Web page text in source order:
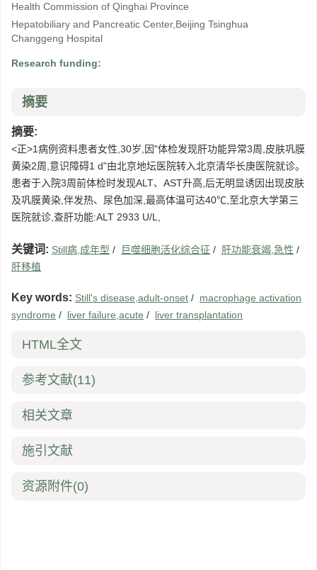
Health Commission of Qinghai Province
Hepatobiliary and Pancreatic Center,Beijing Tsinghua
Changgeng Hospital
Research funding:
摘要
摘要:
<正>1病例资料患者女性,30岁,因"体检发现肝功能异常3周,皮肤巩膜
黄染2周,意识障碍1 d"由北京地坛医院转入北京清华长庚医院就诊。
患者于入院3周前体检时发现ALT、AST升高,后无明显诱因出现皮肤
及巩膜黄染,伴发热、尿色加深,最高体温可达40℃,至北京大学第三
医院就诊,查肝功能:ALT 2933 U/L,
关键词: Still病,成年型 / 巨噬细胞活化综合征 / 肝功能衰竭,急性 /
肝移植
Key words: Still's disease,adult-onset / macrophage activation
syndrome / liver failure,acute / liver transplantation
HTML全文
参考文献(11)
相关文章
施引文献
资源附件(0)